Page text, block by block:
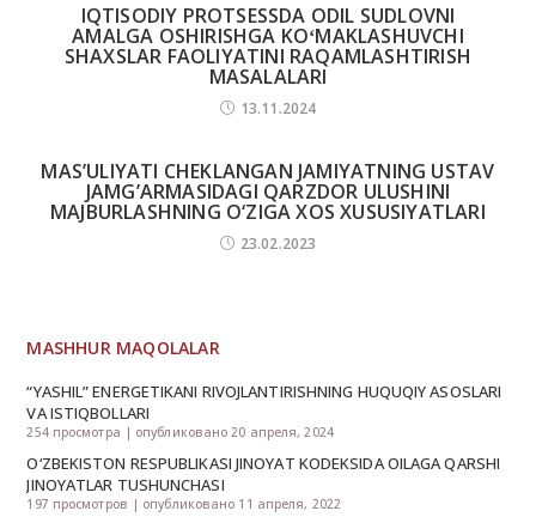
IQTISODIY PROTSESSDA ODIL SUDLOVNI
AMALGA OSHIRISHGA KOʻMAKLASHUVCHI
SHAXSLAR FAOLIYATINI RAQAMLASHTIRISH
MASALALARI
13.11.2024
MAS’ULIYATI CHEKLANGAN JAMIYATNING USTAV
JAMG’ARMASIDAGI QARZDOR ULUSHINI
MAJBURLASHNING O‘ZIGA XOS XUSUSIYATLARI
23.02.2023
MASHHUR MAQOLALAR
“YASHIL” ENERGETIKANI RIVOJLANTIRISHNING HUQUQIY ASOSLARI
VA ISTIQBOLLARI
254 просмотра | опубликовано 20 апреля, 2024
O‘ZBEKISTON RESPUBLIKASI JINOYAT KODEKSIDA OILAGA QARSHI
JINOYATLAR TUSHUNCHASI
197 просмотров | опубликовано 11 апреля, 2022